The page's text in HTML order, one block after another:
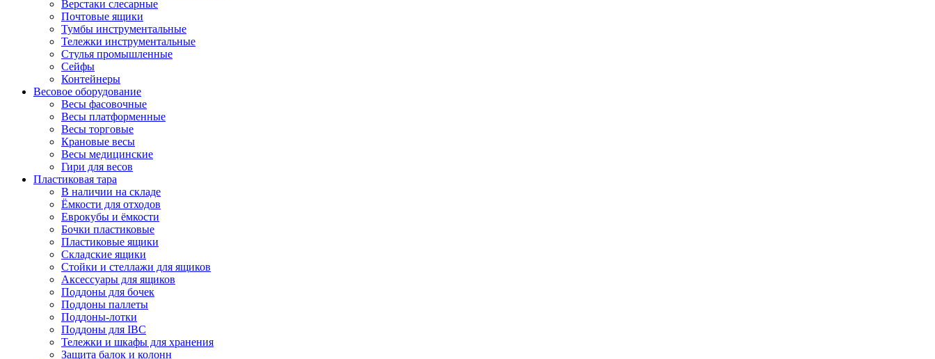
Верстаки слесарные
Почтовые ящики
Тумбы инструментальные
Тележки инструментальные
Стулья промышленные
Сейфы
Контейнеры
Весовое оборудование
Весы фасовочные
Весы платформенные
Весы торговые
Крановые весы
Весы медицинские
Гири для весов
Пластиковая тара
В наличии на складе
Ёмкости для отходов
Еврокубы и ёмкости
Бочки пластиковые
Пластиковые ящики
Складские ящики
Стойки и стеллажи для ящиков
Аксессуары для ящиков
Поддоны для бочек
Поддоны паллеты
Поддоны-лотки
Поддоны для IBC
Тележки и шкафы для хранения
Защита балок и колонн